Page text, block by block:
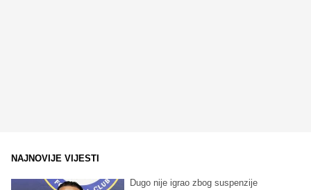
NAJNOVIJE VIJESTI
Dugo nije igrao zbog suspenzije